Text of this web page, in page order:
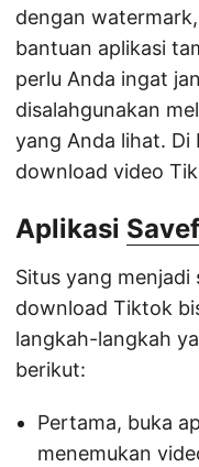
dengan
bantuan aplikasi
perlu Anda ingat
disalahgunakan
yang Anda lihat. Di
download video
Aplikasi
Situs yang
download Tiktok
langkah-langkah
berikut:
Pertama, buka
menemukan